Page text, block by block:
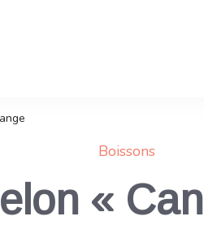
Boissons
«